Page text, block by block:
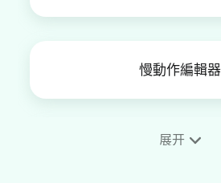
慢動作編輯器
展开